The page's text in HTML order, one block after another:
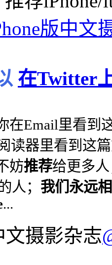
版中文
在Twitter
在Email里看到
读器里看到这
妨推荐给更多
人； 我们永远
...
文摄影杂志